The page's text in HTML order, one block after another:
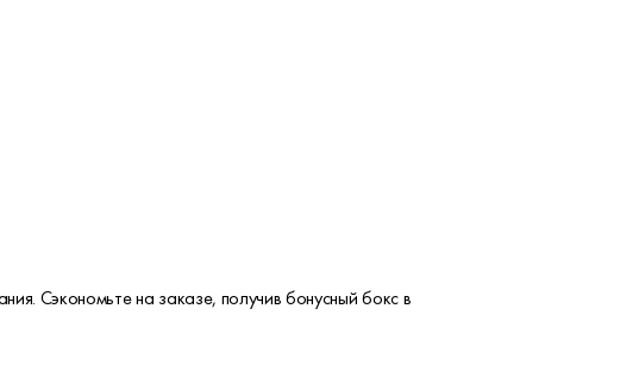
Сэкономьте на заказе, получив бонусный бокс в